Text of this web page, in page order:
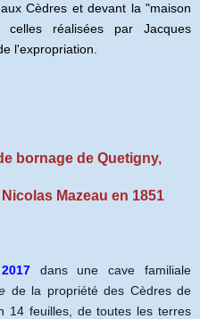
Cèdres et devant la "maison
celles réalisées par Jacques
l'expropriation.
bornage de Quetigny,
Mazeau en 1851
dans une cave familiale
de la propriété des Cèdres de
14 feuilles, de toutes les terres